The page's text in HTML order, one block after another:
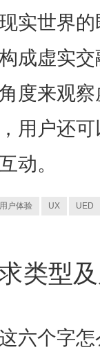
实世界
成虚实
度来观
用户还
动。
用户体验 UX UED
类型
六个字